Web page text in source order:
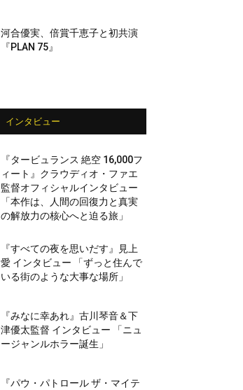
河合優実、倍賞千恵子と初共演
『PLAN 75』
インタビュー
『タービュランス 絶空 16,000フ
ィート』クラウディオ・ファエ
監督オフィシャルインタビュー
「本作は、人間の回復力と真実
の解放力の核心へと迫る旅」
『すべての夜を思いだす』見上
愛 インタビュー 「ずっと住んで
いる街のような大事な場所」
『みなに幸あれ』古川琴音＆下
津優太監督 インタビュー 「ニュ
ージャンルホラー誕生」
『パウ・パトロール ザ・マイテ